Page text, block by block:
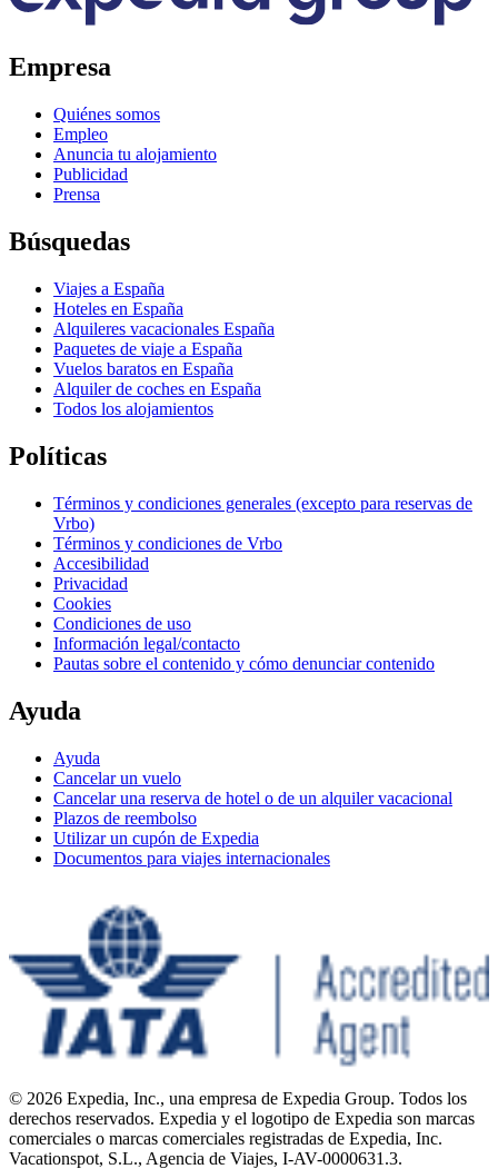
Empresa
Quiénes somos
Empleo
Anuncia tu alojamiento
Publicidad
Prensa
Búsquedas
Viajes a España
Hoteles en España
Alquileres vacacionales España
Paquetes de viaje a España
Vuelos baratos en España
Alquiler de coches en España
Todos los alojamientos
Políticas
Términos y condiciones generales (excepto para reservas de
Vrbo)
Términos y condiciones de Vrbo
Accesibilidad
Privacidad
Cookies
Condiciones de uso
Información legal/contacto
Pautas sobre el contenido y cómo denunciar contenido
Ayuda
Ayuda
Cancelar un vuelo
Cancelar una reserva de hotel o de un alquiler vacacional
Plazos de reembolso
Utilizar un cupón de Expedia
Documentos para viajes internacionales
© 2026 Expedia, Inc., una empresa de Expedia Group. Todos los
derechos reservados. Expedia y el logotipo de Expedia son marcas
comerciales o marcas comerciales registradas de Expedia, Inc.
Vacationspot, S.L., Agencia de Viajes, I-AV-0000631.3.